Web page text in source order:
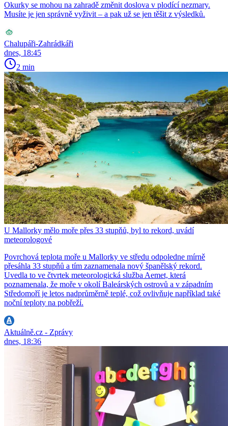
Okurky se mohou na zahradě změnit doslova v plodící nezmary.
Musíte je jen správně vyživit – a pak už se jen těšit z výsledků.
Chalupáři-Zahrádkáři
dnes, 18:45
2 min
U Mallorky mělo moře přes 33 stupňů, byl to rekord, uvádí
meteorologové
Povrchová teplota moře u Mallorky ve středu odpoledne mírně
přesáhla 33 stupňů a tím zaznamenala nový španělský rekord.
Uvedla to ve čtvrtek meteorologická služba Aemet, která
poznamenala, že moře v okolí Baleárských ostrovů a v západním
Středomoří je letos nadprůměrně teplé, což ovlivňuje například také
noční teploty na pobřeží.
Aktuálně.cz - Zprávy
dnes, 18:36